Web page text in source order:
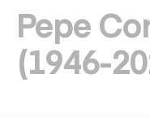
Pepe
(1946-